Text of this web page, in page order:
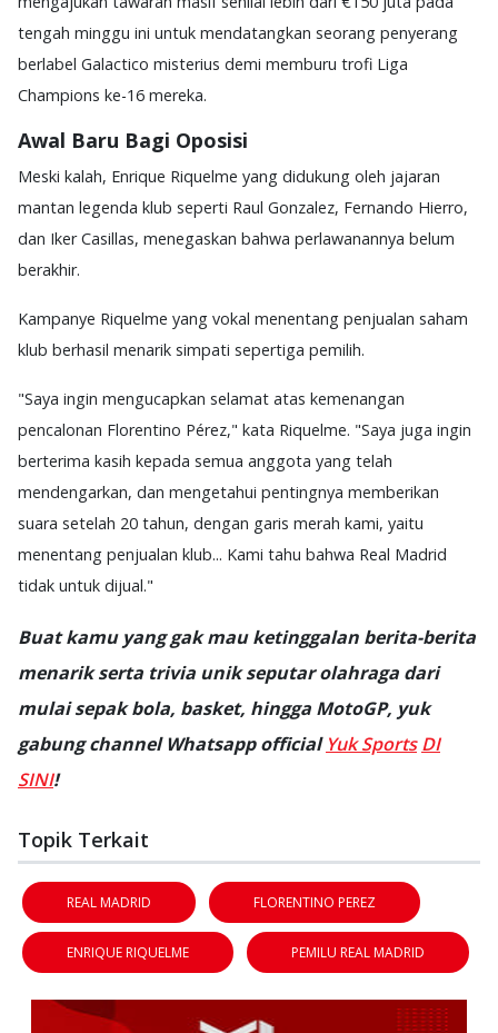
tengah minggu ini untuk mendatangkan seorang penyerang
berlabel Galactico misterius demi memburu trofi Liga
Champions ke-16 mereka.
Awal Baru Bagi Oposisi
Meski kalah, Enrique Riquelme yang didukung oleh jajaran
mantan legenda klub seperti Raul Gonzalez, Fernando Hierro,
dan Iker Casillas, menegaskan bahwa perlawanannya belum
berakhir.
Kampanye Riquelme yang vokal menentang penjualan saham
klub berhasil menarik simpati sepertiga pemilih.
"Saya ingin mengucapkan selamat atas kemenangan
pencalonan Florentino Pérez," kata Riquelme. "Saya juga ingin
berterima kasih kepada semua anggota yang telah
mendengarkan, dan mengetahui pentingnya memberikan
suara setelah 20 tahun, dengan garis merah kami, yaitu
menentang penjualan klub... Kami tahu bahwa Real Madrid
tidak untuk dijual."
Buat kamu yang gak mau ketinggalan berita-berita
menarik serta trivia unik seputar olahraga dari
mulai sepak bola, basket, hingga MotoGP, yuk
gabung channel Whatsapp official Yuk Sports DI
SINI!
Topik Terkait
REAL MADRID FLORENTINO PEREZ
ENRIQUE RIQUELME PEMILU REAL MADRID